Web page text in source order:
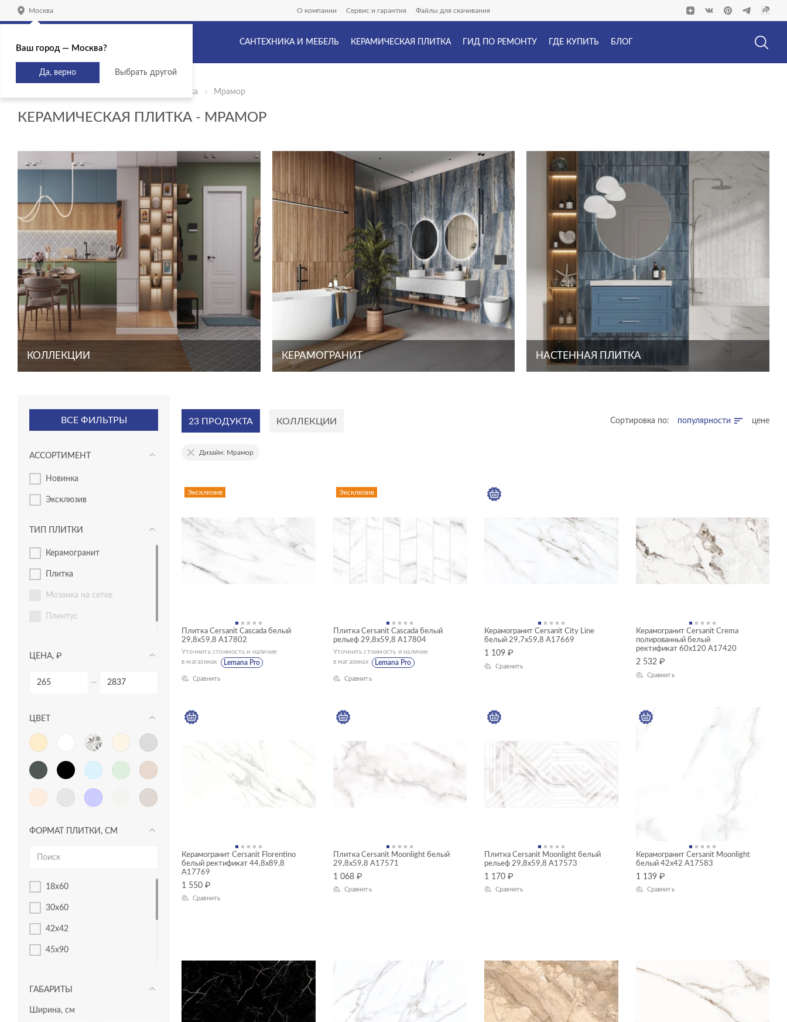
Москва О компании Сервис и гарантия Файлы для скачивания
САНТЕХНИКА И МЕБЕЛЬ КЕРАМИЧЕСКАЯ ПЛИТКА ГИД ПО РЕМОНТУ ГДЕ КУПИТЬ БЛОГ
Керамическая плитка Мрамор
КЕРАМИЧЕСКАЯ ПЛИТКА - МРАМОР
КОЛЛЕКЦИИ КЕРАМОГРАНИТ НАСТЕННАЯ ПЛИТКА
ВСЕ ФИЛЬТРЫ
АССОРТИМЕНТ
новинка
эксклюзив
ТИП ПЛИТКИ
керамогранит
плитка
мозаика на сетке
плинтус
ЦЕНА, ₽
—
ЦВЕТ
ФОРМАТ ПЛИТКИ, СМ
18x60
30x60
42x42
45x90
60x60
22x90
ГАБАРИТЫ
Ширина, см
23 ПРОДУКТА КОЛЛЕКЦИИ Сортировка по: популярности цене
Дизайн: Мрамор
Эксклюзив
Плитка Cersanit Cascada белый
29,8x59,8 A17802
Уточнить стоимость и наличие
в магазинах
Lemana Pro
Сравнить
Эксклюзив
Плитка Cersanit Cascada белый
рельеф 29,8x59,8 A17804
Уточнить стоимость и наличие
в магазинах
Lemana Pro
Сравнить
Керамогранит Cersanit City Line
белый 29,7x59,8 A17669
1 109 ₽
Сравнить
Керамогранит Cersanit Crema
полированный белый
ректификат 60x120 A17420
2 532 ₽
Сравнить
Керамогранит Cersanit Florentino
белый ректификат 44,8x89,8
A17769
1 550 ₽
Сравнить
Плитка Cersanit Moonlight белый
29,8x59,8 A17571
1 068 ₽
Сравнить
Плитка Cersanit Moonlight белый
рельеф 29,8x59,8 A17573
1 170 ₽
Сравнить
Керамогранит Cersanit Moonlight
белый 42x42 A17583
1 139 ₽
Сравнить
Ваш город — Москва?
Да, верно Выбрать другой